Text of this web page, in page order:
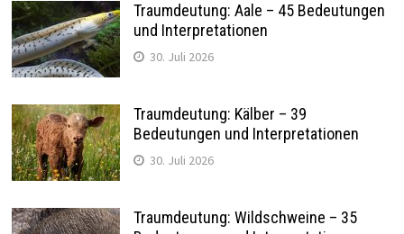
Traumdeutung: Aale – 45 Bedeutungen
und Interpretationen
30. Juli 2026
Traumdeutung: Kälber – 39
Bedeutungen und Interpretationen
30. Juli 2026
Traumdeutung: Wildschweine – 35